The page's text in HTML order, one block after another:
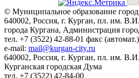
© Муниципальное образование
640002, Россия, г. Курган, пл. им.
города Кургана, Администрация
тел. +7 (3522) 42-88-01 факс
e-mail: mail@kurgan-city.ru
640002, Россия, г. Курган, пл. им.
Курганская городская Дума
тел. +7 (3522) 42-84-00